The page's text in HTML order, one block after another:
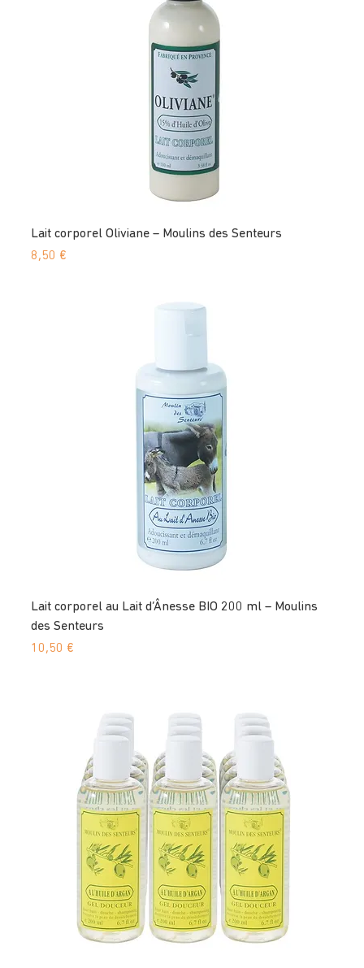
Lait corporel Oliviane – Moulins des Senteurs
Prix
8,50 €
Lait corporel au Lait d’Ânesse BIO 200 ml – Moulins
des Senteurs
Prix
10,50 €